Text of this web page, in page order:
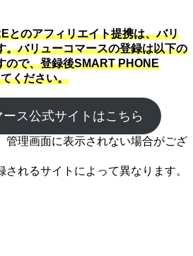
とのアフィリエイト提携は、バリ
。バリューコマースの登録は以下の
ので、登録後SMART PHONE
ください。
ス公式サイトはこちら
管理画面に表示されない場合がござ
れるサイトによって異なります。